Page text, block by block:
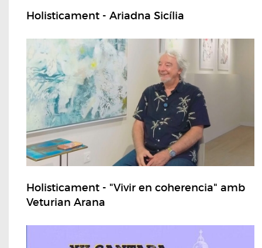
Holisticament - Ariadna Sicília
Holisticament - "Vivir en coherencia" amb
Veturian Arana